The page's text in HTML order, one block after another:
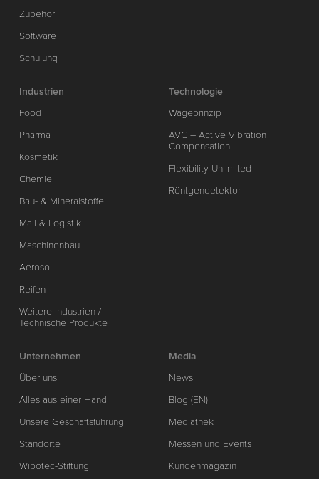
Zubehör
Software
Schulung
Industrien
Food
Pharma
Kosmetik
Chemie
Bau- & Mineralstoffe
Mail & Logistik
Maschinenbau
Aerosol
Reifen
Weitere Industrien /
Technische Produkte
Technologie
Wägeprinzip
AVC – Active Vibration
Compensation
Flexibility Unlimited
Röntgendetektor
Unternehmen
Über uns
Alles aus einer Hand
Unsere Geschäftsführung
Standorte
Wipotec-Stiftung
Media
News
Blog (EN)
Mediathek
Messen und Events
Kundenmagazin